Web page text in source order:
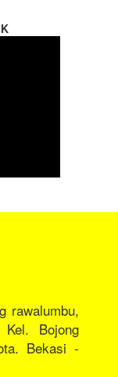
rawalumbu,
Kel. Bojong
Bekasi -